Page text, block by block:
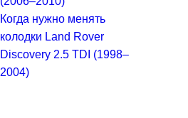
Когда нужно менять
колодки Land Rover
Discovery 2.5 TDI (1998–
2004)